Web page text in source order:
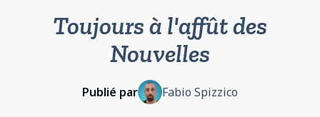
Toujours à l'affût des
Nouvelles
Publié par Fabio Spizzico